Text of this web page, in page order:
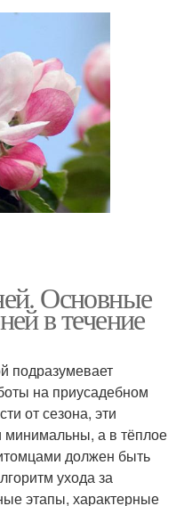
Основные
в течение
подразумевает
на приусадебном
от сезона, эти
минимальны, а в тёплое
должен быть
ухода за
этапы, характерные